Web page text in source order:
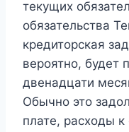
текущих
обязательства
кредиторская
вероятно, будет
двенадцати
Обычно это
плате, расходы к